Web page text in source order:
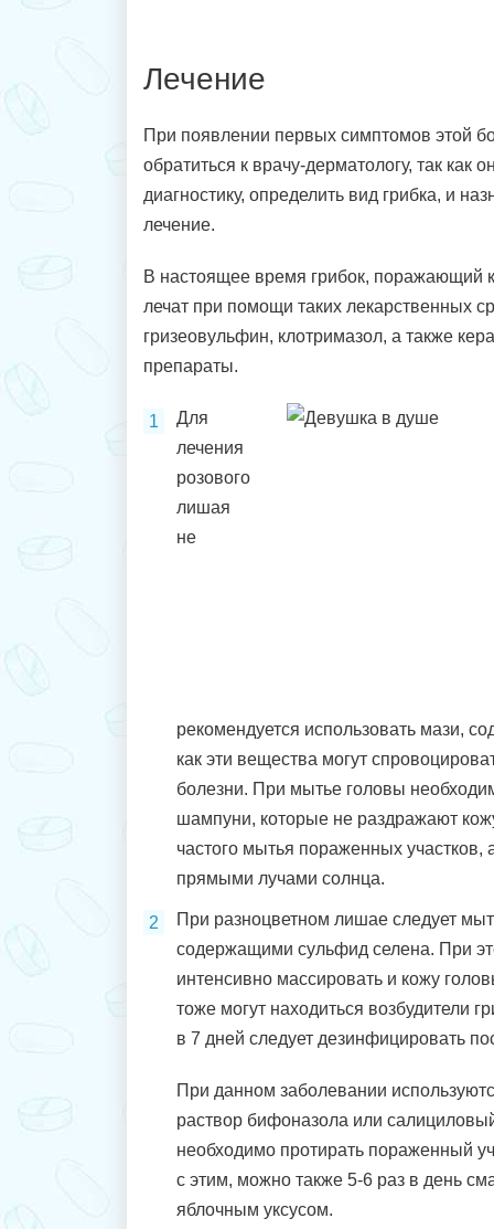
Лечение
При появлении первых симптомов этой
обратиться к врачу-дерматологу, так как
диагностику, определить вид грибка, и
лечение.
В настоящее время грибок, поражающий
лечат при помощи таких лекарственных
гризеовульфин, клотримазол, а также
препараты.
Для
лечения
розового
лишая
не
рекомендуется использовать мази,
как эти вещества могут
болезни. При мытье головы
шампуни, которые не раздражают
частого мытья пораженных участков,
прямыми лучами солнца.
При разноцветном лишае следует
содержащими сульфид селена. При
интенсивно массировать и кожу
тоже могут находиться возбудители
в 7 дней следует дезинфицировать
При данном заболевании
раствор бифоназола или
необходимо протирать пораженный
с этим, можно также 5-6 раз в день
яблочным уксусом.